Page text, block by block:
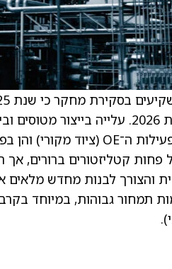
נראה חיובי גם לשנת 2026.
פחות קטליזטורים ברורים,
והצורך לבנות מחדש מלאים